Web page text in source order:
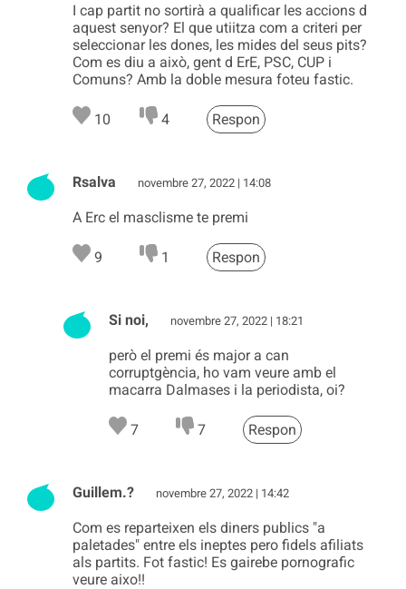
I cap partit no sortirà a qualificar les accions d
aquest senyor? El que utiitza com a criteri per
seleccionar les dones, les mides del seus pits?
Com es diu a això, gent d ErE, PSC, CUP i
Comuns? Amb la doble mesura foteu fastic.
10 4 Respon
Rsalva novembre 27, 2022 | 14:08
A Erc el masclisme te premi
9 1 Respon
Si noi, novembre 27, 2022 | 18:21
però el premi és major a can
corruptgència, ho vam veure amb el
macarra Dalmases i la periodista, oi?
7 7 Respon
Guillem.? novembre 27, 2022 | 14:42
Com es reparteixen els diners publics "a
paletades" entre els ineptes pero fidels afiliats
als partits. Fot fastic! Es gairebe pornografic
veure aixo!!